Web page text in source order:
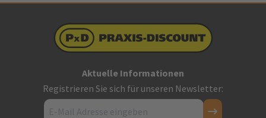
Aktuelle Informationen
Registrieren Sie sich für unseren Newsletter: